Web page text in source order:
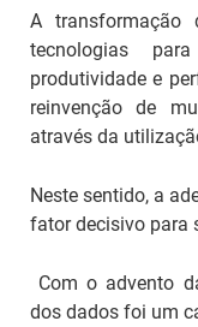
A transformação
tecnologias
produtividade e
reinvenção de
através da
Neste sentido, a
fator decisivo para
Com o advento
dos dados foi um